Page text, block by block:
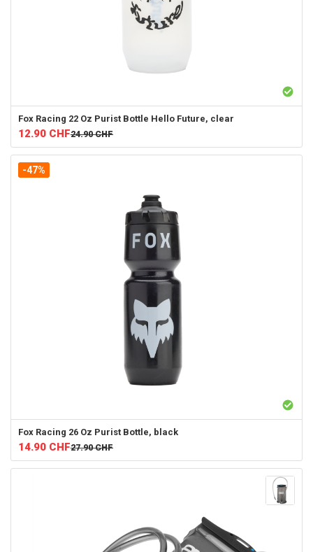
Fox Racing 22 Oz Purist Bottle Hello Future, clear
12.90 CHF24.90 CHF
-47%
Fox Racing 26 Oz Purist Bottle, black
14.90 CHF27.90 CHF